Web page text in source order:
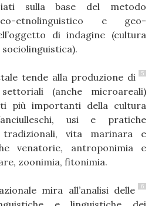
sulla base del metodo
etnolinguistico e geo-
di indagine (cultura
5
tende alla produzione di
(anche microareali)
più importanti della cultura
usi e pratiche
vita marinara e
venatorie, antroponimia e
zoonimia, fitonimia.
6
mira all’analisi delle